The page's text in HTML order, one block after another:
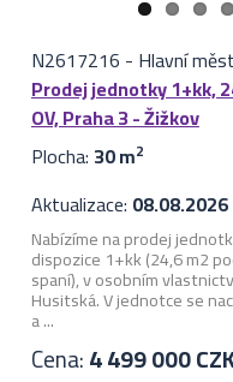
N2617216 - Hlavní
Prodej jednotky 1+kk,
OV, Praha 3 - Žižkov
Plocha: 30 m2
Aktualizace: 08.08.2026
Nabízíme na prodej
dispozice 1+kk (24,6 m2
spaní), v osobním
Husitská. V jednotce se
a ...
Cena:4 499 000